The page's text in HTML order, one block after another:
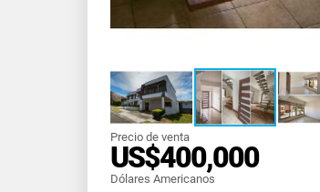
Precio de venta
US$400,000
Dólares Americanos